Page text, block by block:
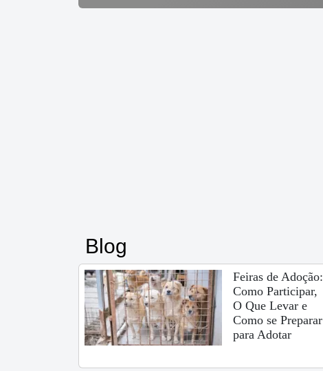
Blog
Feiras de Adoção:
Como Participar,
O Que Levar e
Como se Preparar
para Adotar